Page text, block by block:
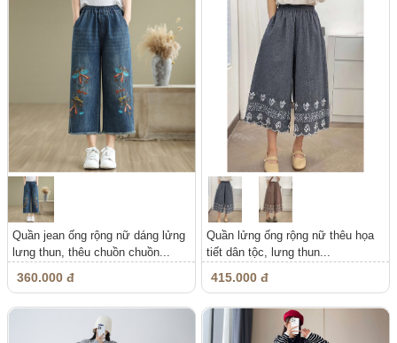
Quần jean ống rộng nữ dáng lửng
lưng thun, thêu chuồn chuồn...
360.000 đ
Quần lửng ống rộng nữ thêu họa
tiết dân tộc, lưng thun...
415.000 đ